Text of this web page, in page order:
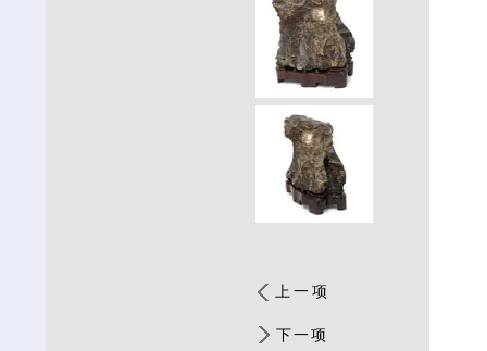
上一项
下一项